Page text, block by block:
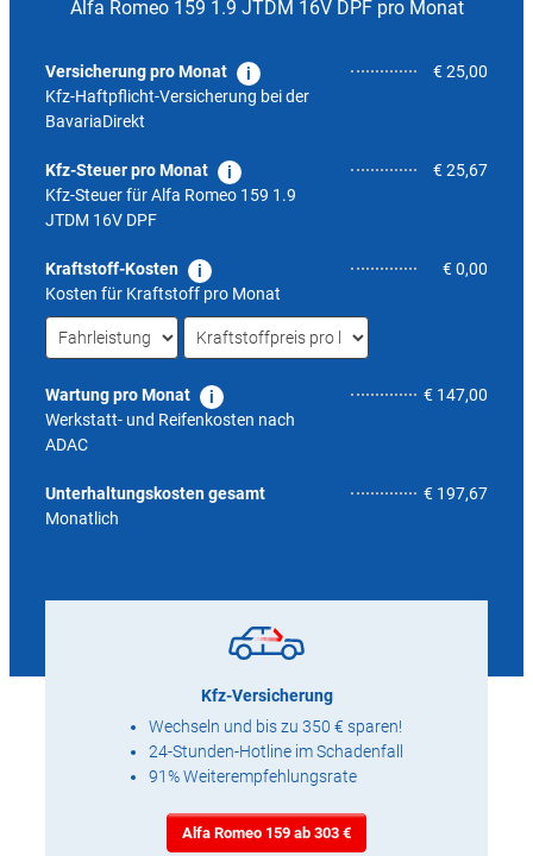
Alfa Romeo 159 1.9 JTDM 16V DPF pro Monat
Versicherung pro Monat
Kfz-Haftpflicht-Versicherung bei der
BavariaDirekt
€ 25,00
Kfz-Steuer pro Monat
Kfz-Steuer fürAlfa Romeo 159 1.9
JTDM 16V DPF
€ 25,67
Kraftstoff-Kosten
Kosten für Kraftstoff pro Monat
€ 0,00
Wartung pro Monat
Werkstatt- und Reifenkosten nach
ADAC
€ 147,00
Unterhaltungskosten gesamt
Monatlich
€ 197,676,0
Kfz-Versicherung
Wechseln und bis zu 350 € sparen!
24-Stunden-Hotline im Schadenfall
91% Weiterempfehlungsrate
Alfa Romeo 159 ab 303 €